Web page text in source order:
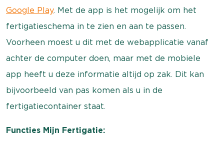
Google Play. Met de app is het mogelijk om het
fertigatieschema in te zien en aan te passen.
Voorheen moest u dit met de webapplicatie vanaf
achter de computer doen, maar met de mobiele
app heeft u deze informatie altijd op zak. Dit kan
bijvoorbeeld van pas komen als u in de
fertigatiecontainer staat.
Functies Mijn Fertigatie: